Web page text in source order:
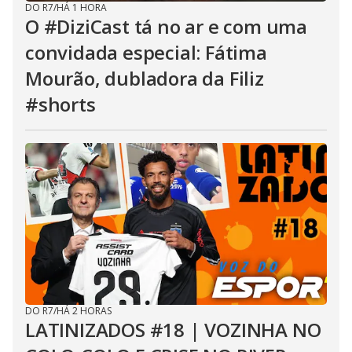
DO R7/HÁ 1 HORA
O #DiziCast tá no ar e com uma
convidada especial: Fátima
Mourão, dubladora da Filiz
#shorts
DO R7/HÁ 2 HORAS
LATINIZADOS #18 | VOZINHA NO